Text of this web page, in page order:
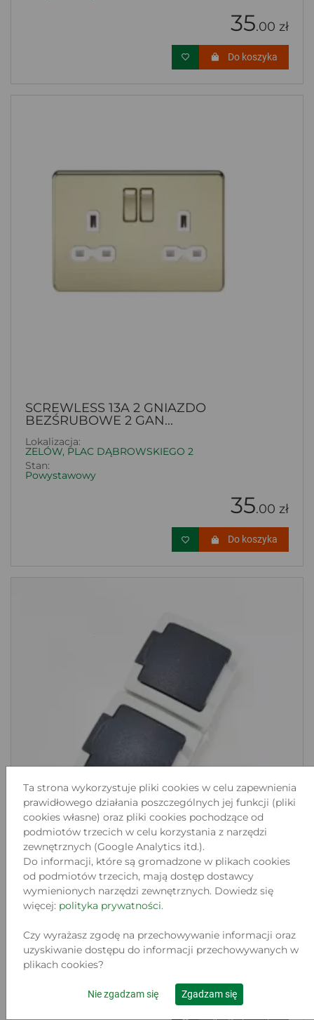
35.00 zł
Do koszyka
SCREWLESS 13A 2 GNIAZDO
BEZŚRUBOWE 2 GAN...
Lokalizacja:
ZELÓW, PLAC DĄBROWSKIEGO 2
Stan:
Powystawowy
35.00 zł
Do koszyka
GNIAZDO SIECIOWE Z KLAPKĄ KOPP
IP44 / OP...
JĘDRZEJÓW, PARTYZANTÓW 2
Stan:
Uszkodzony
23
Ta strona wykorzystuje pliki cookies w celu zapewnienia
prawidłowego działania poszczególnych jej funkcji (pliki
cookies własne) oraz pliki cookies pochodzące od
podmiotów trzecich w celu korzystania z narzędzi
zewnętrznych (Google Analytics itd.).
Do informacji, które są gromadzone w plikach cookies
od podmiotów trzecich, mają dostęp dostawcy
wymienionych narzędzi zewnętrznych. Dowiedz się
więcej: polityka prywatności.
Czy wyrażasz zgodę na przechowywanie informacji oraz
uzyskiwanie dostępu do informacji przechowywanych w
plikach cookies?
Nie zgadzam się Zgadzam się